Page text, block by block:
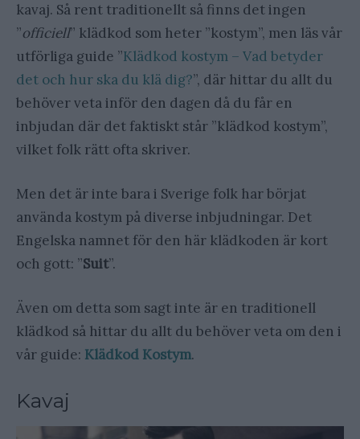
kavaj. Så rent traditionellt så finns det ingen
”officiell” klädkod som heter ”kostym”, men läs vår
utförliga guide ”Klädkod kostym – Vad betyder
det och hur ska du klä dig?”, där hittar du allt du
behöver veta inför den dagen då du får en
inbjudan där det faktiskt står ”klädkod kostym”,
vilket folk rätt ofta skriver.
Men det är inte bara i Sverige folk har börjat
använda kostym på diverse inbjudningar. Det
Engelska namnet för den här klädkoden är kort
och gott: ”Suit”.
Även om detta som sagt inte är en traditionell
klädkod så hittar du allt du behöver veta om den i
vår guide: Klädkod Kostym.
Kavaj